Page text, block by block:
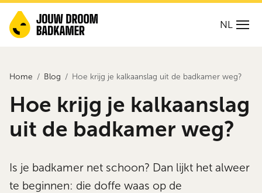
NL
Home Blog Hoe krijg je kalkaanslag uit de badkamer weg?
Hoe krijg je kalkaanslag
uit de badkamer weg?
Is je badkamer net schoon? Dan lijkt het alweer
te beginnen: die doffe waas op de